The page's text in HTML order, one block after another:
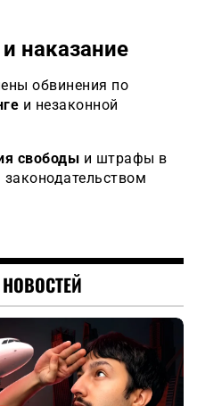
наказание
обвинения по
и незаконной
свободы и штрафы в